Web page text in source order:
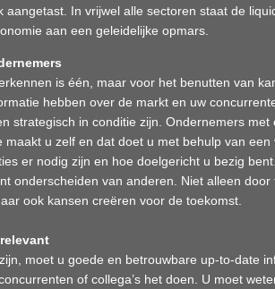
aangetast. In vrijwel alle sectoren staat de
aan een geleidelijke opmars.
is één, maar voor het benutten van
hebben over de markt en uw
strategisch in conditie zijn. Ondernemers met
maakt u zelf en dat doet u met behulp van een
er nodig zijn en hoe doelgericht u bezig
onderscheiden van anderen. Niet alleen
ook kansen creëren voor de toekomst.
moet u goede en betrouwbare up-to-date
of collega’s het doen. U moet